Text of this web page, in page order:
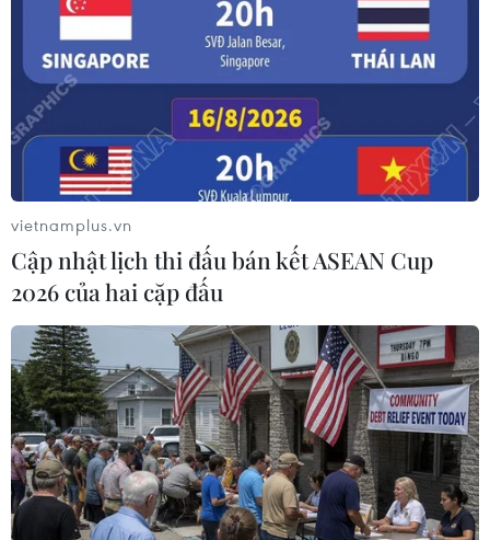
Vietcombank phát hành thành công 2.000
tỷ đồng trái phiếu
06/12/2016 07:49
Vietcombank đã phân phối hết 100% số trái phiếu chào
bán. Tổng số tiền thu từ việc bán trái phiếu là 2.000 tỷ
đồng.
vietnamplus.vn
Cập nhật lịch thi đấu bán kết ASEAN Cup
2026 của hai cặp đấu